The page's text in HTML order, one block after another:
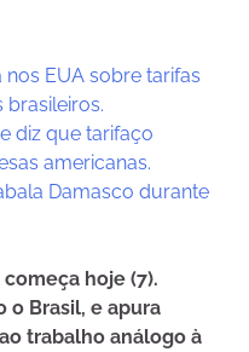
nos EUA sobre tarifas
brasileiros.
diz que tarifaço
americanas.
Damasco durante
hoje (7).
o Brasil, e apura
trabalho análogo à